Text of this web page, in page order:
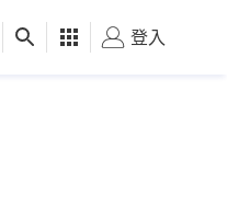
健康 好食玩飛
登入